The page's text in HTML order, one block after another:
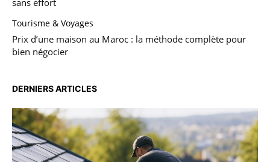
sans effort
Tourisme & Voyages
Prix d’une maison au Maroc : la méthode complète pour
bien négocier
DERNIERS ARTICLES